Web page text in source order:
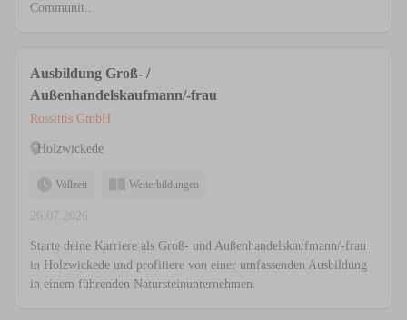
Communit...
Ausbildung Groß- /
Außenhandelskaufmann/-frau
Rossittis GmbH
Holzwickede
Vollzeit Weiterbildungen
26.07.2026
Starte deine Karriere als Groß- und Außenhandelskaufmann/-frau
in Holzwickede und profitiere von einer umfassenden Ausbildung
in einem führenden Natursteinunternehmen.